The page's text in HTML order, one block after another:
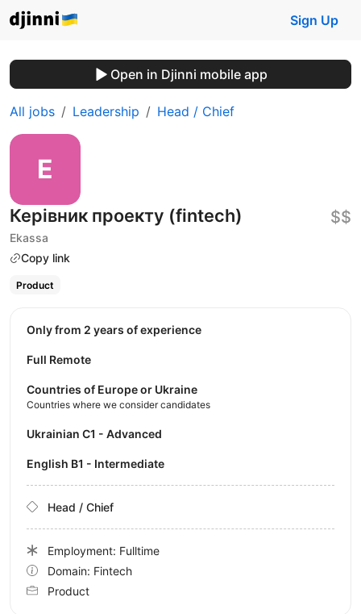
Sign Up
Open in Djinni mobile app
All jobs Leadership Head / Chief
Керівник проекту (fintech)
Ekassa
Copy link
$$
Product
Only from 2 years of experience
Full Remote
Countries of Europe or Ukraine
Countries where we consider candidates
Ukrainian C1 - Advanced
English B1 - Intermediate
Head / Chief
Employment: Fulltime
Domain: Fintech
Product